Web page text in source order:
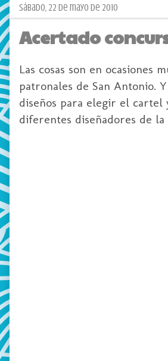
sábado, 22 de mayo de 2010
Acertado
Las cosas son en ocasiones
patronales de San Antonio.
diseños para elegir el cartel
diferentes diseñadores de la